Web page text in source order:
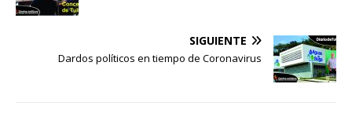
SIGUIENTE
Dardos políticos en tiempo de Coronavirus